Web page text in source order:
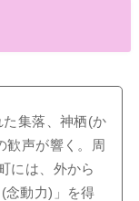
集落、神栖(か
歓声が響く。周
には、外から
念動力)」を得